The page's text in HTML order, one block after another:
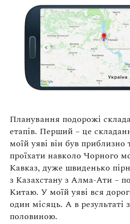
Планування подорожі
етапів. Перший – це
моїй уяві він був
проїхати навколо Чорного
Кавказ, дуже швиденько
з Казахстану з Алма-Ати –
Китаю. У моїй уяві вся
один місяць. А в результаті
половиною.